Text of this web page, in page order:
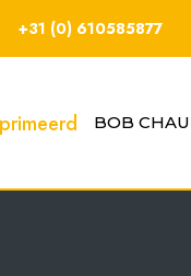
+31 (0) 610585877
BOB